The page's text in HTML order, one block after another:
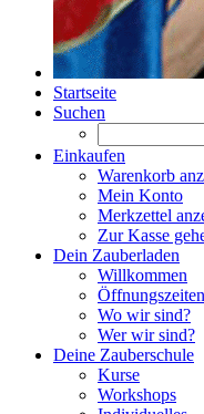
Startseite
Suchen
Einkaufen
Warenkorb
Mein Konto
Merkzettel
Zur Kasse
Dein Zauberladen
Willkommen
Öffnungszeiten
Wo wir sind?
Wer wir sind?
Deine Zauberschule
Kurse
Workshops